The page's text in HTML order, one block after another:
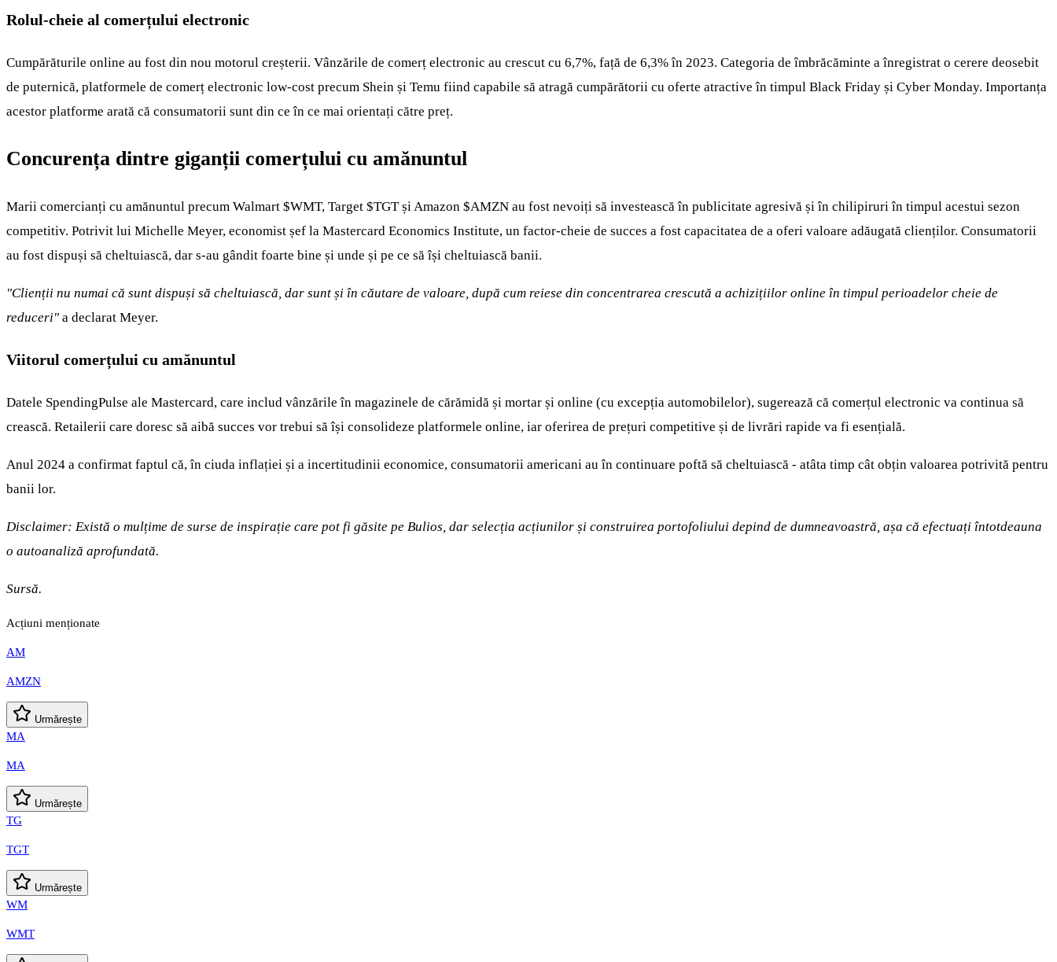
Rolul-cheie al comerțului electronic
Cumpărăturile online au fost din nou motorul creșterii. Vânzările de comerț electronic au crescut cu 6,7%, față de 6,3% în 2023. Categoria de îmbrăcăminte a înregistrat o cerere deosebit
de puternică, platformele de comerț electronic low-cost precum Shein și Temu fiind capabile să atragă cumpărătorii cu oferte atractive în timpul Black Friday și Cyber Monday. Importanța
acestor platforme arată că consumatorii sunt din ce în ce mai orientați către preț.
Concurența dintre giganții comerțului cu amănuntul
Marii comercianți cu amănuntul precum Walmart $WMT, Target $TGTși Amazon $AMZN au fost nevoiți să investească în publicitate agresivă și în chilipiruri în timpul acestui sezon
competitiv. Potrivit lui Michelle Meyer, economist șef la Mastercard Economics Institute, un factor-cheie de succes a fost capacitatea de a oferi valoare adăugată clienților. Consumatorii
au fost dispuși să cheltuiască, dar s-au gândit foarte bine și unde și pe ce să își cheltuiască banii.
"Clienții nu numai că sunt dispuși să cheltuiască, dar sunt și în căutare de valoare, după cum reiese din concentrarea crescută a achizițiilor online în timpul perioadelor cheie de
reduceri" a declarat Meyer.
Viitorul comerțului cu amănuntul
Datele SpendingPulse ale Mastercard, care includ vânzările în magazinele de cărămidă și mortar și online (cu excepția automobilelor), sugerează că comerțul electronic va continua să
crească. Retailerii care doresc să aibă succes vor trebui să își consolideze platformele online, iar oferirea de prețuri competitive și de livrări rapide va fi esențială.
Anul 2024 a confirmat faptul că, în ciuda inflației și a incertitudinii economice, consumatorii americani au în continuare poftă să cheltuiască - atâta timp cât obțin valoarea potrivită pentru
banii lor.
Disclaimer: Există o mulțime de surse de inspirație care pot fi găsite pe Bulios, dar selecția acțiunilor și construirea portofoliului depind de dumneavoastră, așa că efectuați întotdeauna
o autoanaliză aprofundată.
Sursă.
Acțiuni menționate
AM
AMZN
Urmărește
MA
MA
Urmărește
TG
TGT
Urmărește
WM
WMT